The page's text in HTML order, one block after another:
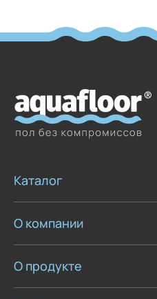
Каталог
О компании
О продукте